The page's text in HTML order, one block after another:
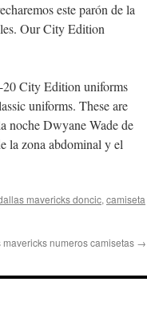
este parón de la
Our City Edition
20 City Edition uniforms
uniforms. These are
noche Dwyane Wade de
la zona abdominal y el
mavericks doncic, camiseta
mavericks numeros camisetas →